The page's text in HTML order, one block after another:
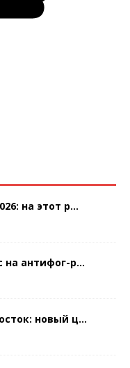
на этот р...
на антифог-р...
новый ц...